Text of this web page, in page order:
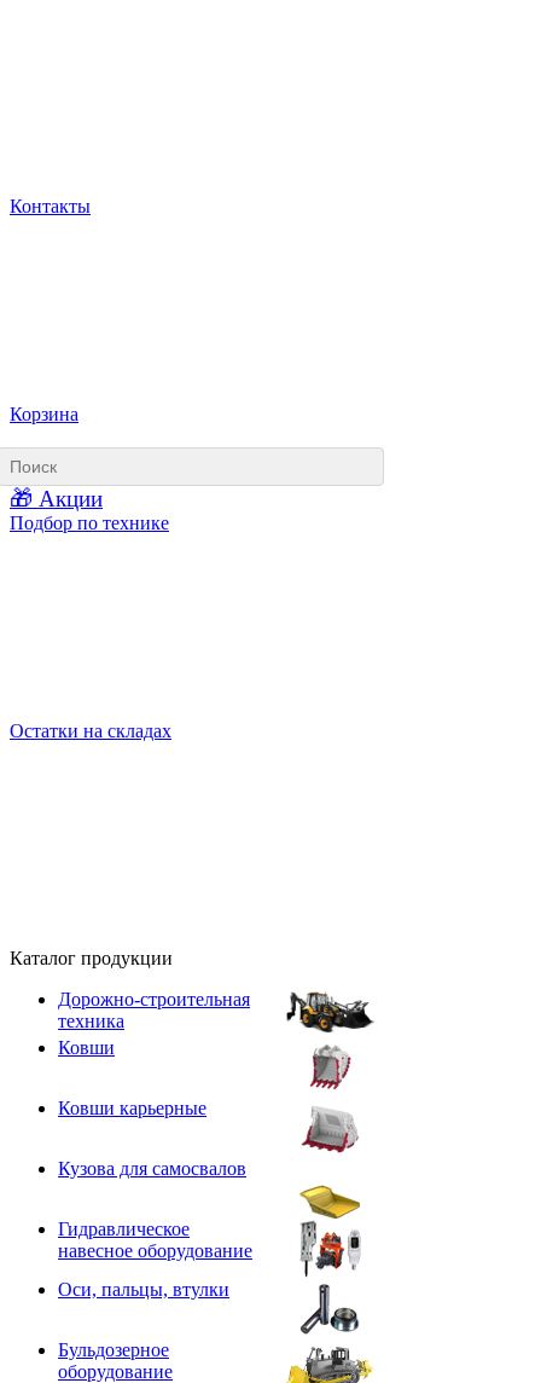
Контакты
Корзина
🎁 Акции
Подбор по технике
Остатки на складах
Каталог продукции
Дорожно-строительная
техника
Ковши
Ковши карьерные
Кузова для самосвалов
Гидравлическое
навесное оборудование
Оси, пальцы, втулки
Бульдозерное
оборудование